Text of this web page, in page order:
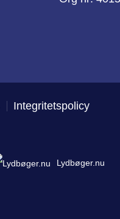
Integritetspolicy
Lydbøger.nu